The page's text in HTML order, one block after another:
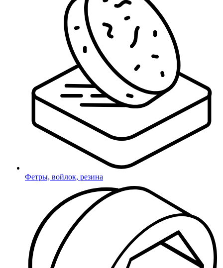
Фетры, войлок, резина
Ваша заявка отправлена!
Купить в 1 клик
Заполните форму, и наш менеджер
свяжется с Вами в ближайшее время